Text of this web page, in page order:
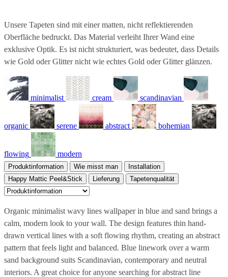
Unsere Tapeten sind mit einer matten, nicht reflektierenden
Oberfläche bedruckt. Das Material verleiht Ihrer Wand eine
exklusive Optik. Es ist nicht strukturiert, was bedeutet, dass Details
wie Gold oder Glitter nicht wie echtes Gold oder Glitter glänzen.
minimalist cream scandinavian
organic serene abstract bohemian
flowing modern
Produktinformation Wie misst man
Installation
Happy Mattic Peel&Stick
Lieferung Tapetenqualität
Organic minimalist wavy lines wallpaper in blue and sand brings a
calm, modern look to your wall. The design features thin hand-
drawn vertical lines with a soft flowing rhythm, creating an abstract
pattern that feels light and balanced. Blue linework over a warm
sand background suits Scandinavian, contemporary and neutral
interiors. A great choice for anyone searching for abstract line